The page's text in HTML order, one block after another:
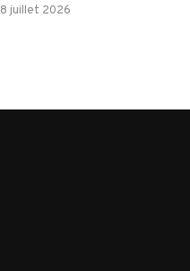
8 juillet 2026